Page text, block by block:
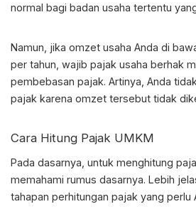
normal bagi badan usaha tertentu
Namun, jika omzet usaha Anda di
per tahun, wajib pajak usaha berhak
pembebasan pajak. Artinya, Anda
pajak karena omzet tersebut tidak
Cara Hitung Pajak UMKM
Pada dasarnya, untuk menghitung
memahami rumus dasarnya. Lebih
tahapan perhitungan pajak yang perlu